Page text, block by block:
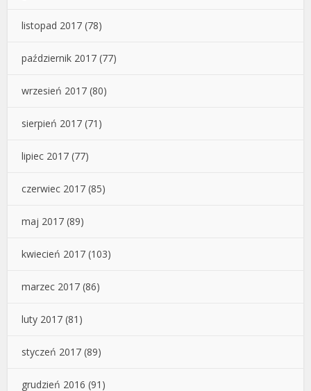
listopad 2017 (78)
październik 2017 (77)
wrzesień 2017 (80)
sierpień 2017 (71)
lipiec 2017 (77)
czerwiec 2017 (85)
maj 2017 (89)
kwiecień 2017 (103)
marzec 2017 (86)
luty 2017 (81)
styczeń 2017 (89)
grudzień 2016 (91)